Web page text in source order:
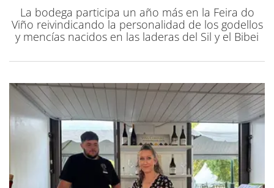
La bodega participa un año más en la Feira do
Viño reivindicando la personalidad de los godellos
y mencías nacidos en las laderas del Sil y el Bibei